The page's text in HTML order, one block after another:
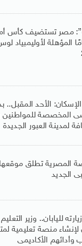
مصر تستضيف كأس
المؤهلة لأوليمبياد
الإسكان: الأحد
المخصصة للمواطنين
لمدينة العبور الجديدة
المصرية تطلق موقعها
الجديد
لليابان.. وزير
لإنشاء منصة تعليمية
وأدائهم الأكاديمى